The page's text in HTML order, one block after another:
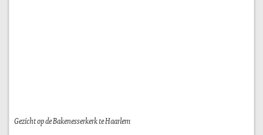
Gezicht op de Bakenesserkerk te Haarlem